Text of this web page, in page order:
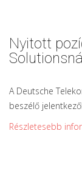
Nyitott
Solutionsnál
A Deutsche
beszélő
Részletesebb